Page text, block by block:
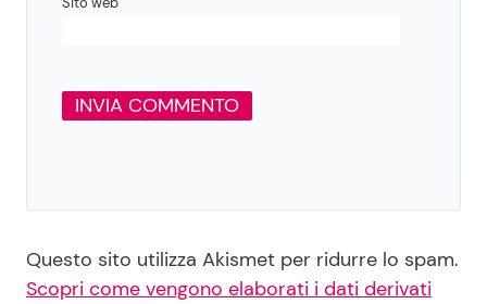
Questo sito utilizza Akismet per ridurre lo spam.
Scopri come vengono elaborati i dati derivati